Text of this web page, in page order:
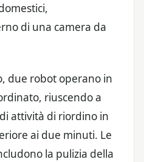
di una camera da
due robot operano in
riuscendo a
attività di riordino in
ai due minuti. Le
la pulizia della